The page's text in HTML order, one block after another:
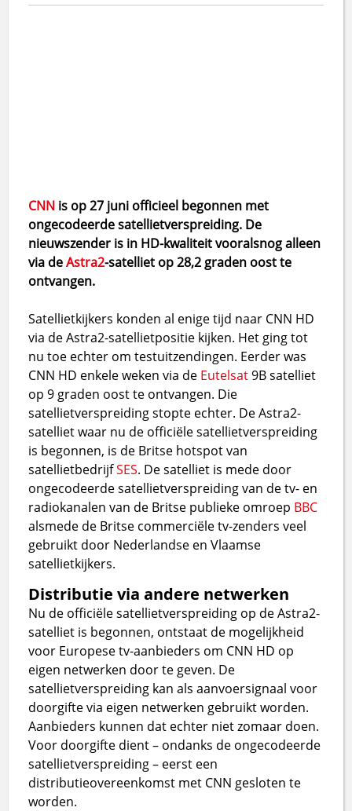
CNN is op 27 juni officieel begonnen met
ongecodeerde satellietverspreiding. De
nieuwszender is in HD-kwaliteit vooralsnog alleen
via deAstra2-satelliet op 28,2 graden oost te
ontvangen.
Satellietkijkers konden al enige tijd naar CNN HD
via de Astra2-satellietpositie kijken. Het ging tot
nu toe echter om testuitzendingen. Eerder was
CNN HD enkele weken via de Eutelsat9B satelliet
op 9 graden oost te ontvangen. Die
satellietverspreiding stopte echter. De Astra2-
satelliet waar nu de officiële satellietverspreiding
is begonnen, is de Britse hotspot van
satellietbedrijfSES. De satelliet is mede door
ongecodeerde satellietverspreiding van de tv- en
radiokanalen van de Britse publieke omroep BBC
alsmede de Britse commerciële tv-zenders veel
gebruikt door Nederlandse en Vlaamse
satellietkijkers.
Distributie via andere netwerken
Nu de officiële satellietverspreiding op de Astra2-
satelliet is begonnen, ontstaat de mogelijkheid
voor Europese tv-aanbieders om CNN HD op
eigen netwerken door te geven. De
satellietverspreiding kan als aanvoersignaal voor
doorgifte via eigen netwerken gebruikt worden.
Aanbieders kunnen dat echter niet zomaar doen.
Voor doorgifte dient – ondanks de ongecodeerde
satellietverspreiding – eerst een
distributieovereenkomst met CNN gesloten te
worden.